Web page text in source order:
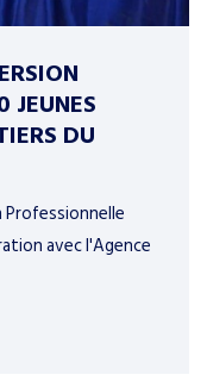
JEUNES
DU
avec l'Agence